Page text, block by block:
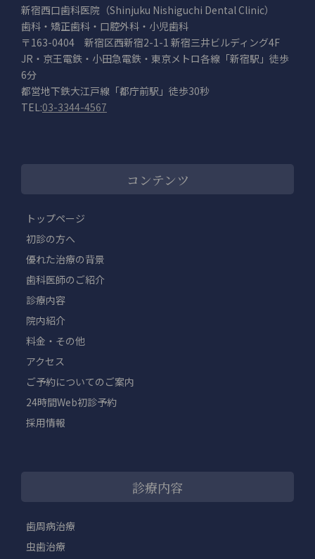
新宿西口歯科医院（Shinjuku Nishiguchi Dental Clinic）
歯科・矯正歯科・口腔外科・小児歯科
〒163-0404 新宿区西新宿2-1-1 新宿三井ビルディング4F
JR・京王電鉄・小田急電鉄・東京メトロ各線「新宿駅」徒歩
6分
都営地下鉄大江戸線「都庁前駅」徒歩30秒
TEL:03-3344-4567
コンテンツ
トップページ
初診の方へ
優れた治療の背景
歯科医師のご紹介
診療内容
院内紹介
料金・その他
アクセス
ご予約についてのご案内
24時間Web初診予約
採用情報
診療内容
歯周病治療
虫歯治療